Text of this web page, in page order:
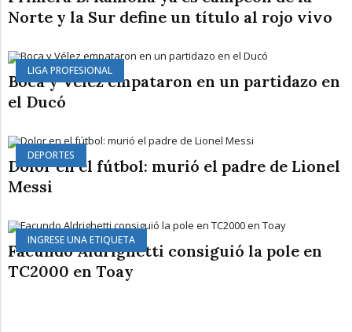
Norte y la Sur define un título al rojo vivo
LIGA PROFESIONAL
Boca y Vélez empataron en un partidazo en
el Ducó
DEPORTES
Dolor en el fútbol: murió el padre de Lionel
Messi
INGRESE UNA ETIQUETA
Facundo Aldrighetti consiguió la pole en
TC2000 en Toay